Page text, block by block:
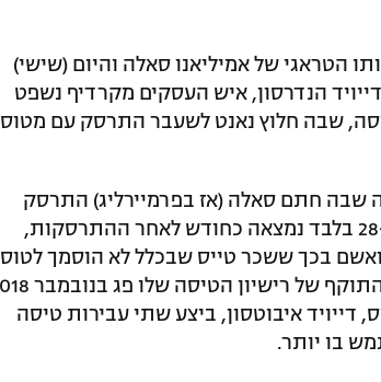
הטראגי של אמיליאנו סאלה והיום (שישי)
הנדרסון, איש העסקים מקרדיף נשפט
בטיסה, שבה חלוץ נאנט לשעבר התרסק עם מטוס
שבה חתם סאלה (אז בפרמיירליג) התרסק
במעופו ב-21.1, 2019. גופתו של הארגנטינאי בן ה-28 בלבד נמצאה כחודש לאחר ההתרסקות,
בכך ששכר טייס שבכלל לא הוסמך לטוס
איבוטסון, ביצע שתי עבירות טיסה